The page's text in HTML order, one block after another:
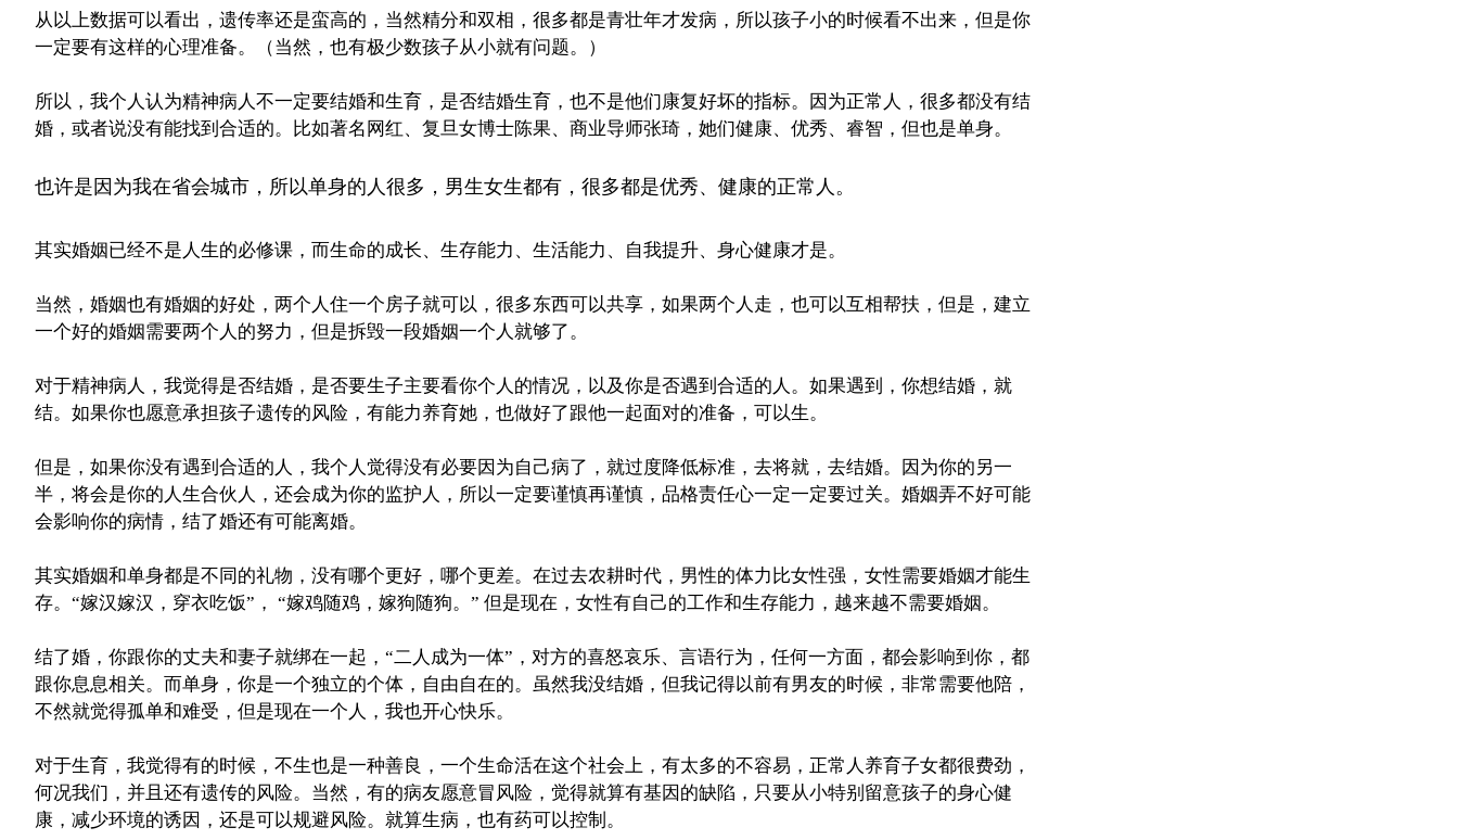
从以上数据可以看出，遗传率还是蛮高的，当然精分和双相，很多都是青壮年才发病，所以孩子小的时候看不出来，但是你
一定要有这样的心理准备。（当然，也有极少数孩子从小就有问题。）
所以，我个人认为精神病人不一定要结婚和生育，是否结婚生育，也不是他们康复好坏的指标。因为正常人，很多都没有结
婚，或者说没有能找到合适的。比如著名网红、复旦女博士陈果、 商业导师张琦，她们健康、优秀、 睿智，但也是单身。
也许是因为我在省会城市，所以单身的人很多，男生女生都有，很多都是优秀、健康的正常人。
其实婚姻已经不是人生的必修课，而生命的成长、 生存能力 、 生活能力 、 自我提升、 身心健康才是。
当然，婚姻也有婚姻的好处，两个人住一个房子就可以，很多东西可以共享，如果两个人走，也可以互相帮扶，但是，建立
一个好的婚姻需要两个人的努力，但是拆毁一段婚姻一个人就够了。
对于精神病人，我觉得是否结婚，是否要生子主要看你个人的情况，以及你是否遇到合适的人。如果遇到，你想结婚，就
结。如果你也愿意承担孩子遗传的风险，有能力养育她，也做好了跟他一起面对的准备，可以生。
但是，如果你没有遇到合适的人，我个人觉得没有必要因为自己病了，就过度降低标准，去将就，去结婚。因为你的另一
半，将会是你的人生合伙人，还会成为你的监护人，所以一定要谨慎再谨慎，品格责任心一定一定要过关。婚姻弄不好可能
会影响你的病情，结了婚还有可能离婚。
其实婚姻和单身都是不同的礼物，没有哪个更好，哪个更差。在过去农耕时代，男性的体力比女性强，女性需要婚姻才能生
存。“嫁汉嫁汉，穿衣吃饭”， “嫁鸡随鸡，嫁狗随狗。” 但是现在，女性有自己的工作和生存能力，越来越不需要婚姻。
结了婚，你跟你的丈夫和妻子就绑在一起，“二人成为一体”，对方的喜怒哀乐、 言语行为，任何一方面，都会影响到你，都
跟你息息相关。而单身，你是一个独立的个体，自由自在的。虽然我没结婚，但我记得以前有男友的时候，非常需要他陪，
不然就觉得孤单和难受，但是现在一个人，我也开心快乐。
对于生育，我觉得有的时候，不生也是一种善良，一个生命活在这个社会上，有太多的不容易，正常人养育子女都很费劲，
何况我们，并且还有遗传的风险。当然，有的病友愿意冒风险，觉得就算有基因的缺陷，只要从小特别留意孩子的身心健
康，减少环境的诱因，还是可以规避风险。就算生病，也有药可以控制。